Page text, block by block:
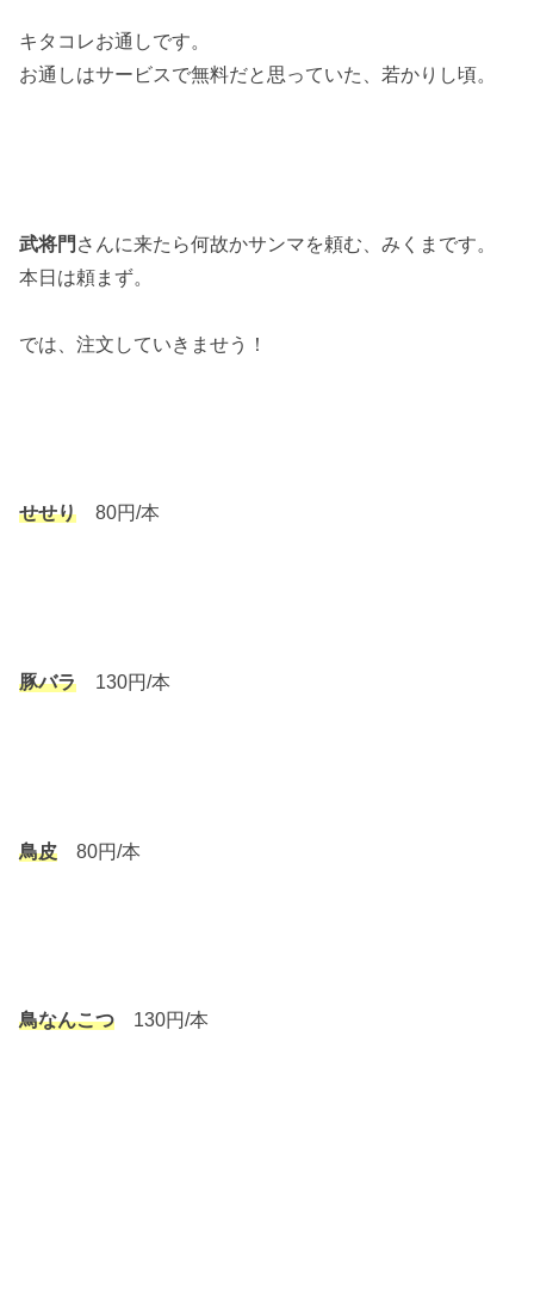
キタコレお通しです。
お通しはサービスで無料だと思っていた、若かりし頃。
武将門 さんに来たら何故かサンマを頼む、みくまです。
本日は頼まず。
では、注文していきませう！
せせり 80円/本
豚バラ 130円/本
鳥皮 80円/本
鳥なんこつ 130円/本